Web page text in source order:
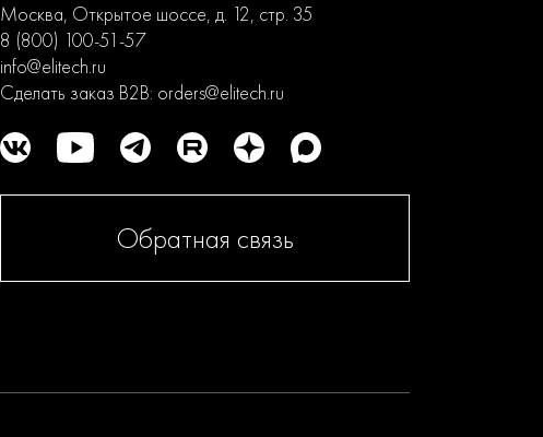
Москва, Открытое шоссе, д. 12, стр. 35
8 (800) 100-51-57
info@elitech.ru
Сделать заказ B2B: orders@elitech.ru
Обратная связь